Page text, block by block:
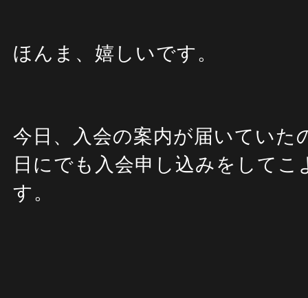
ほんま、嬉しいです。
今日、入会の案内が届いていた
日にでも入会申し込みをしてこ
す。